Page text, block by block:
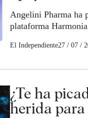
Angelini Pharma ha
plataforma
El Independiente27 / 07 /
¿Te ha
herida